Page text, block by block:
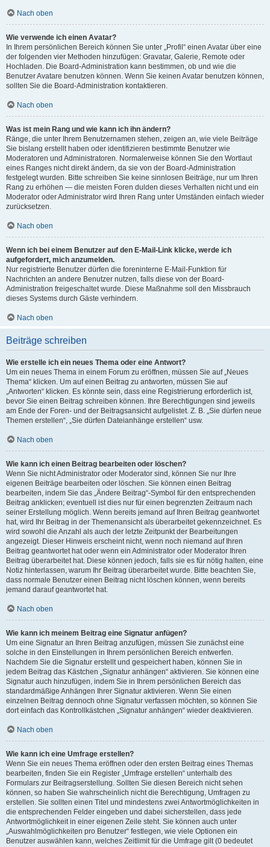
Nach oben
Wie verwende ich einen Avatar?
In Ihrem persönlichen Bereich können Sie unter „Profil“ einen Avatar über eine
der folgenden vier Methoden hinzufügen: Gravatar, Galerie, Remote oder
Hochladen. Die Board-Administration kann bestimmen, ob und wie die
Benutzer Avatare benutzen können. Wenn Sie keinen Avatar benutzen können,
sollten Sie die Board-Administration kontaktieren.
Nach oben
Was ist mein Rang und wie kann ich ihn ändern?
Ränge, die unter Ihrem Benutzernamen stehen, zeigen an, wie viele Beiträge
Sie bislang erstellt haben oder identifizieren bestimmte Benutzer wie
Moderatoren und Administratoren. Normalerweise können Sie den Wortlaut
eines Ranges nicht direkt ändern, da sie von der Board-Administration
festgelegt wurden. Bitte schreiben Sie keine sinnlosen Beiträge, nur um Ihren
Rang zu erhöhen — die meisten Foren dulden dieses Verhalten nicht und ein
Moderator oder Administrator wird Ihren Rang unter Umständen einfach wieder
zurücksetzen.
Nach oben
Wenn ich bei einem Benutzer auf den E-Mail-Link klicke, werde ich
aufgefordert, mich anzumelden.
Nur registrierte Benutzer dürfen die foreninterne E-Mail-Funktion für
Nachrichten an andere Benutzer nutzen, falls diese von der Board-
Administration freigeschaltet wurde. Diese Maßnahme soll den Missbrauch
dieses Systems durch Gäste verhindern.
Nach oben
Beiträge schreiben
Wie erstelle ich ein neues Thema oder eine Antwort?
Um ein neues Thema in einem Forum zu eröffnen, müssen Sie auf „Neues
Thema“ klicken. Um auf einen Beitrag zu antworten, müssen Sie auf
„Antworten“ klicken. Es könnte sein, dass eine Registrierung erforderlich ist,
bevor Sie einen Beitrag schreiben können. Ihre Berechtigungen sind jeweils
am Ende der Foren- und der Beitragsansicht aufgelistet. Z. B. „Sie dürfen neue
Themen erstellen“, „Sie dürfen Dateianhänge erstellen“ usw.
Nach oben
Wie kann ich einen Beitrag bearbeiten oder löschen?
Wenn Sie nicht Administrator oder Moderator sind, können Sie nur Ihre
eigenen Beiträge bearbeiten oder löschen. Sie können einen Beitrag
bearbeiten, indem Sie das „Ändere Beitrag“-Symbol für den entsprechenden
Beitrag anklicken; eventuell ist dies nur für einen begrenzten Zeitraum nach
seiner Erstellung möglich. Wenn bereits jemand auf Ihren Beitrag geantwortet
hat, wird Ihr Beitrag in der Themenansicht als überarbeitet gekennzeichnet. Es
wird sowohl die Anzahl als auch der letzte Zeitpunkt der Bearbeitungen
angezeigt. Dieser Hinweis erscheint nicht, wenn noch niemand auf Ihren
Beitrag geantwortet hat oder wenn ein Administrator oder Moderator Ihren
Beitrag überarbeitet hat. Diese können jedoch, falls sie es für nötig halten, eine
Notiz hinterlassen, warum Ihr Beitrag überarbeitet wurde. Bitte beachten Sie,
dass normale Benutzer einen Beitrag nicht löschen können, wenn bereits
jemand darauf geantwortet hat.
Nach oben
Wie kann ich meinem Beitrag eine Signatur anfügen?
Um eine Signatur an Ihren Beitrag anzufügen, müssen Sie zunächst eine
solche in den Einstellungen in Ihrem persönlichen Bereich entwerfen.
Nachdem Sie die Signatur erstellt und gespeichert haben, können Sie in
jedem Beitrag das Kästchen „Signatur anhängen“ aktivieren. Sie können eine
Signatur auch hinzufügen, indem Sie in Ihrem persönlichen Bereich das
standardmäßige Anhängen Ihrer Signatur aktivieren. Wenn Sie einen
einzelnen Beitrag dennoch ohne Signatur verfassen möchten, so können Sie
dort einfach das Kontrollkästchen „Signatur anhängen“ wieder deaktivieren.
Nach oben
Wie kann ich eine Umfrage erstellen?
Wenn Sie ein neues Thema eröffnen oder den ersten Beitrag eines Themas
bearbeiten, finden Sie ein Register „Umfrage erstellen“ unterhalb des
Formulars zur Beitragserstellung. Sollten Sie diesen Bereich nicht sehen
können, so haben Sie wahrscheinlich nicht die Berechtigung, Umfragen zu
erstellen. Sie sollten einen Titel und mindestens zwei Antwortmöglichkeiten in
die entsprechenden Felder eingeben und dabei sicherstellen, dass jede
Antwortmöglichkeit in einer eigenen Zeile steht. Sie können auch unter
„Auswahlmöglichkeiten pro Benutzer“ festlegen, wie viele Optionen ein
Benutzer auswählen kann, welches Zeitlimit für die Umfrage gilt (0 bedeutet